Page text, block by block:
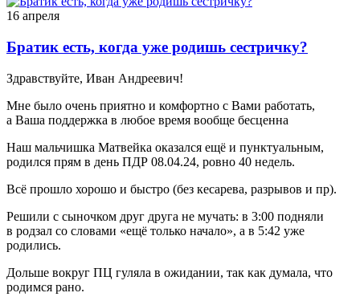
16 апреля
Братик есть, когда уже родишь сестричку?
Здравствуйте, Иван Андреевич!
Мне было очень приятно и комфортно с Вами работать,
а Ваша поддержка в любое время вообще бесценна
Наш мальчишка Матвейка оказался ещё и пунктуальным,
родился прям в день ПДР 08.04.24, ровно 40 недель.
Всё прошло хорошо и быстро (без кесарева, разрывов и пр).
Решили с сыночком друг друга не мучать: в 3:00 подняли
в родзал со словами «ещё только начало», а в 5:42 уже
родились.
Дольше вокруг ПЦ гуляла в ожидании, так как думала, что
родимся рано.